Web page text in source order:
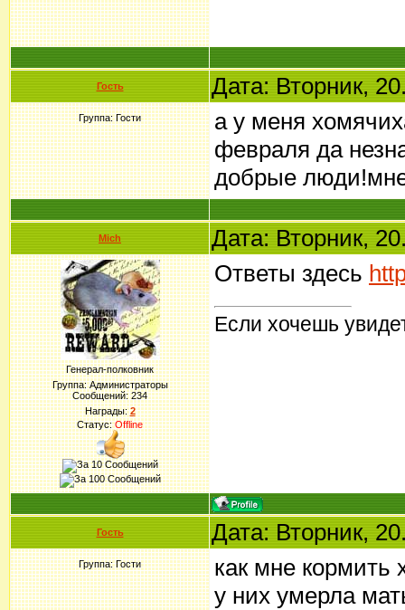
Гость Дата: Вторник,
Группа: Гости
а у меня
февраля да
добрые
Mich Дата: Вторник,
Генерал-полковник
Группа: Администраторы
Сообщений:234
Награды:2
Статус:Offline
Ответы здесь
Если хочешь
Гость Дата: Вторник,
Группа: Гости
как мне кормить
у них умерла